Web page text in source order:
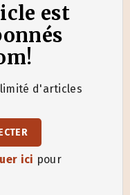
est
d'articles
ici pour